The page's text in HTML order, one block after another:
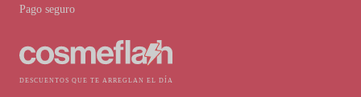
DESCUENTOS QUE TE ARREGLAN EL DÍA
Pago seguro